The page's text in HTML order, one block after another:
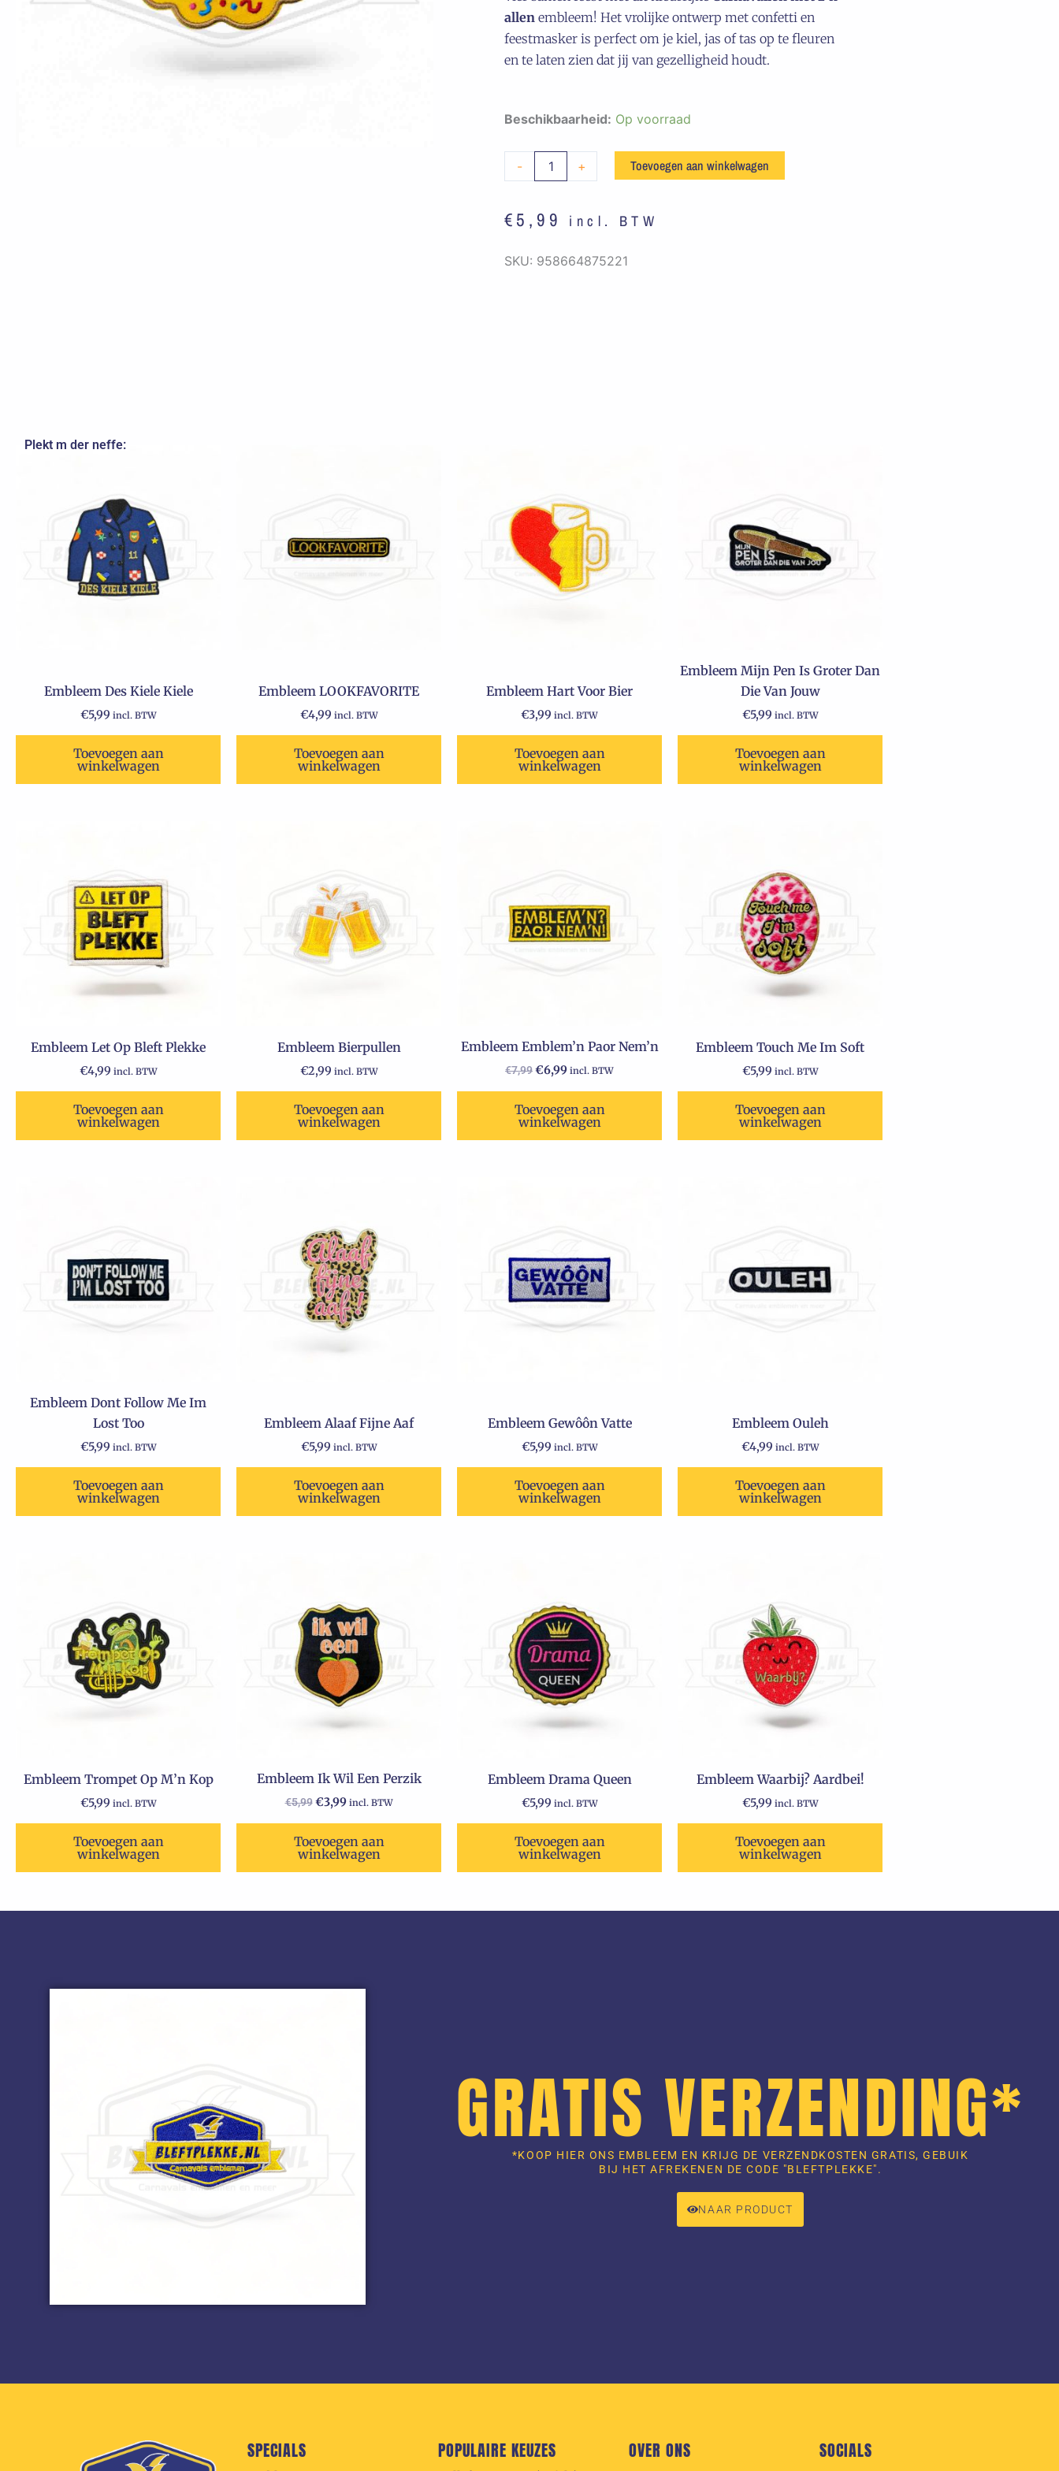
allen embleem! Het vrolijke ontwerp met confetti en
feestmasker is perfect om je kiel, jas of tas op te fleuren
en te laten zien dat jij van gezelligheid houdt.
Beschikbaarheid: Op voorraad
-
Embleem
z'n
aantal
+ Toevoegen aan winkelwagen
€5,99 incl. BTW
SKU: 958664875221
Plekt m der neffe:
Embleem Des Kiele Kiele
€5,99 incl. BTW
Toevoegen aan
winkelwagen
Embleem LOOKFAVORITE
€4,99 incl. BTW
Toevoegen aan
winkelwagen
Embleem Hart Voor Bier
€3,99 incl. BTW
Toevoegen aan
winkelwagen
Embleem Mijn Pen Is Groter Dan
Die Van Jouw
€5,99 incl. BTW
Toevoegen aan
winkelwagen
Embleem Let Op Bleft Plekke
€4,99 incl. BTW
Toevoegen aan
winkelwagen
Embleem Bierpullen
€2,99 incl. BTW
Toevoegen aan
winkelwagen
Embleem Emblem’n Paor Nem’n
€7,99€6,99 incl. BTW
Toevoegen aan
winkelwagen
Embleem Touch Me Im Soft
€5,99 incl. BTW
Toevoegen aan
winkelwagen
Embleem Dont Follow Me Im
Lost Too
€5,99 incl. BTW
Toevoegen aan
winkelwagen
Embleem Alaaf Fijne Aaf
€5,99 incl. BTW
Toevoegen aan
winkelwagen
Embleem Gewôôn Vatte
€5,99 incl. BTW
Toevoegen aan
winkelwagen
Embleem Ouleh
€4,99 incl. BTW
Toevoegen aan
winkelwagen
Embleem Trompet Op M’n Kop
€5,99 incl. BTW
Toevoegen aan
winkelwagen
Embleem Ik Wil Een Perzik
€5,99
€5,99.
€3,99 incl. BTW
Toevoegen aan
winkelwagen
Embleem Drama Queen
€5,99 incl. BTW
Toevoegen aan
winkelwagen
Embleem Waarbij? Aardbei!
€5,99 incl. BTW
Toevoegen aan
winkelwagen
GRATIS VERZENDING*
*KOOP HIER ONS EMBLEEM EN KRIJG DE VERZENDKOSTEN GRATIS, GEBUIK
BIJ HET AFREKENEN DE CODE "BLEFTPLEKKE".
NAAR PRODUCT
SPECIALS POPULAIRE KEUZES OVER ONS SOCIALS